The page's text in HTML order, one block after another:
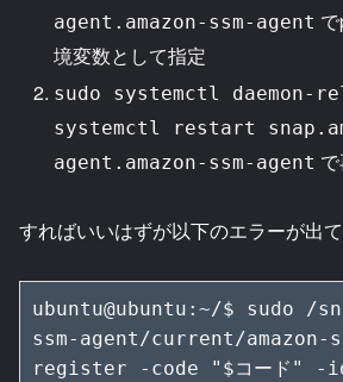
agent.amazon-ssm-agent
境変数として指定
sudo systemctl daemon-
systemctl restart
agent.amazon-ssm-agent
すればいいはずが以下のエラーが出
ubuntu@ubuntu:~/$ sudo /
ssm-agent/current/amazon-
register -code "$コード"